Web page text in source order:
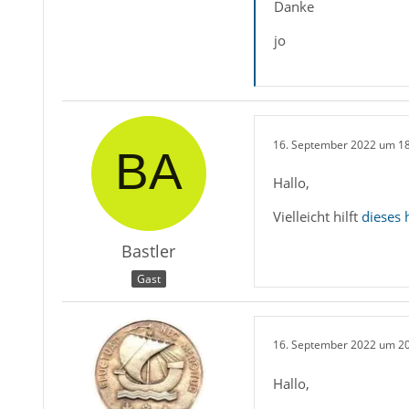
Danke
jo
Bastler
Gast
16. September 2022 um
Hallo,
Vielleicht hilft dieses
16. September 2022 um
Hallo,